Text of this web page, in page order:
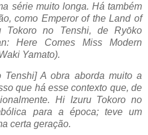
série muito longa. Há também
como Emperor of the Land of
no Tenshi, de Ryōko
Here Comes Miss Modern
​​Yamato).
A obra aborda muito a
que há esse contexto que, de
Hi Izuru Tokoro no
para a época; teve um
certa geração.